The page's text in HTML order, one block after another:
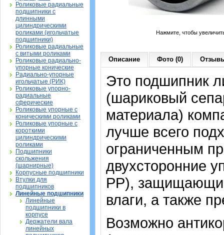
Роликовые радиальные
подшипники с
длинными
цилиндрическими
роликами (игольчатые
подшипники)
Роликовые радиальные
с витыми роликами
Роликовые радиально-
упорные конические
Радиально-упорные
игольчатые (РИК)
Роликовые упорно-
радиальные
сферические
Роликовые упорные с
коническими роликами
Роликовые упорные с
короткими
цилиндрическими
роликами
Подшипники
скольжения
(шарнирные)
Корпусные подшипники
Втулки для
подшипников
Линейные подшипники
Линейные
подшипники в
корпусе
Держатели вала
линейных
Нажмите, чтобы
Описание Фото (0)
Это подшипник
(шариковый
материала)
лучше всего
ограниченным
двухсторонние
PP),
влаги, а также
Возможно